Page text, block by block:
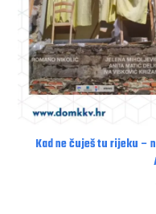
Kad ne čuješ tu rijeku –